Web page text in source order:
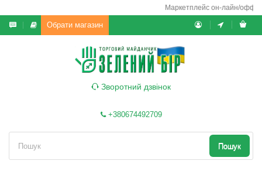
Маркетплейс он-лайн/офф-
Обрати магазин
Зворотний дзвінок
+380674492709
Пошук